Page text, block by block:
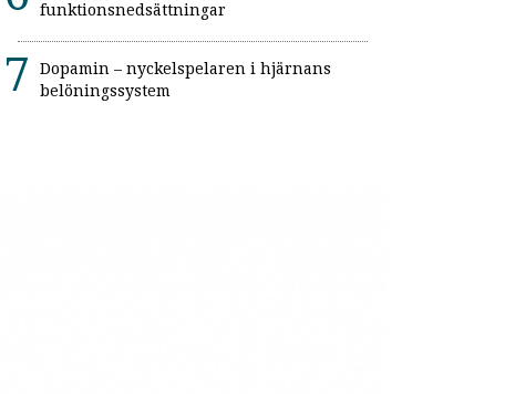
funktionsnedsättningar
Dopamin – nyckelspelaren i hjärnans
belöningssystem